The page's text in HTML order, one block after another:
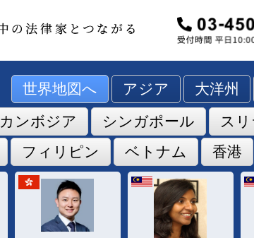
世界地図へ アジア 大洋州
カンボジア シンガポール ス
フィリピン ベトナム 香港